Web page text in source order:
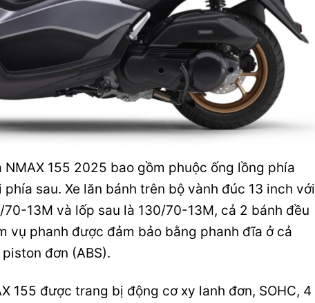
155 2025 bao gồm phuộc ống lồng phía
sau. Xe lăn bánh trên bộ vành đúc 13 inch với
13M và lốp sau là 130/70-13M, cả 2 bánh đều
vụ phanh được đảm bảo bằng phanh đĩa ở cả
đơn (ABS).
155 được trang bị động cơ xy lanh đơn, SOHC, 4